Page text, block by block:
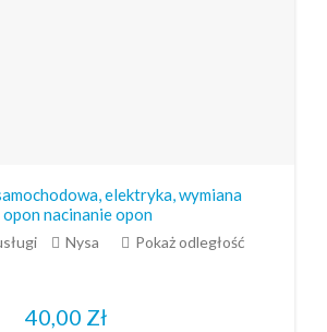
elektryka, wymiana
opon nacinanie opon
Nysa Pokaż odległość
40,00 Zł